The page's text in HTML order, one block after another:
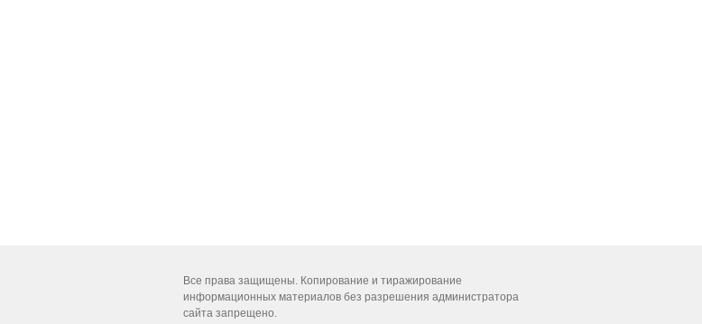
Все права защищены. Копирование и тиражирование
информационных материалов без разрешения администратора
сайта запрещено.